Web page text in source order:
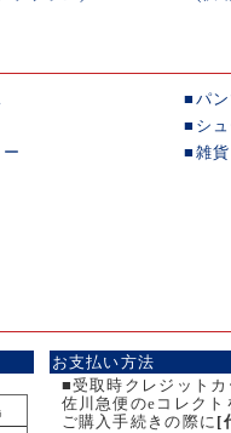
■ パン
■ シ
■ 雑
お支払い方法
■受取時クレジットカ
佐川急便のeコレクト
ご購入手続きの際に [